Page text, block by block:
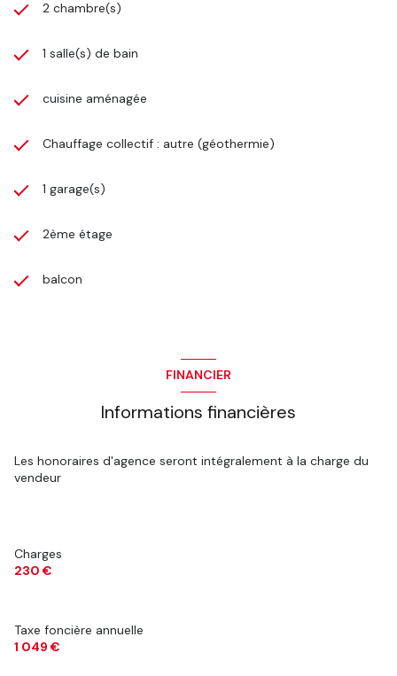
2 chambre(s)
1 salle(s) de bain
cuisine aménagée
Chauffage collectif : autre (géothermie)
1 garage(s)
2ème étage
balcon
FINANCIER
Informations financières
Les honoraires d'agence seront intégralement à la charge du
vendeur
Charges
230 €
Taxe foncière annuelle
1 049 €